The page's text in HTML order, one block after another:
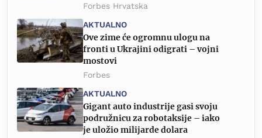
Forbes Hrvatska
AKTUALNO
Ove zime će ogromnu ulogu na
fronti u Ukrajini odigrati – vojni
mostovi
Forbes
AKTUALNO
Gigant auto industrije gasi svoju
podružnicu za robotaksije – iako
je uložio milijarde dolara